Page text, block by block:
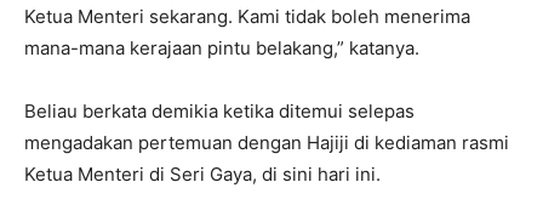
Ketua Menteri sekarang. Kami tidak boleh menerima
mana-mana kerajaan pintu belakang,” katanya.
Beliau berkata demikia ketika ditemui selepas
mengadakan pertemuan dengan Hajiji di kediaman rasmi
Ketua Menteri di Seri Gaya, di sini hari ini.